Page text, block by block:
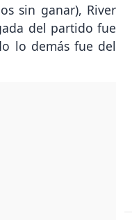
sin ganar), River
del partido fue
lo demás fue del